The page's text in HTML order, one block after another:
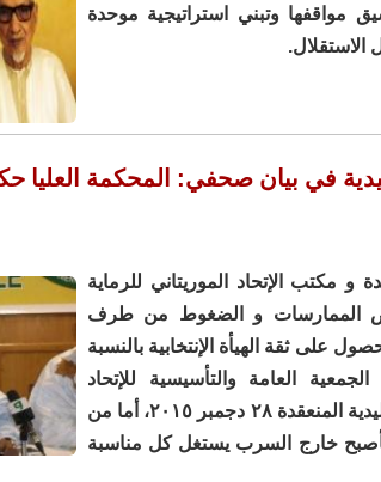
مواقفها وتبني استراتيجية موحدة
في بيان صحفي: المحكمة
و مكتب الإتحاد الموريتاني للرماية
الممارسات و الضغوط من طرف
على ثقة الهيأة الإنتخابية بالنسبة
العامة والتأسيسية للإتحاد
الموريتاني للرماية التقليدية المنعقدة ٢٨ دجمبر ٢٠١٥، أما من
خارج السرب يستغل كل مناسبة